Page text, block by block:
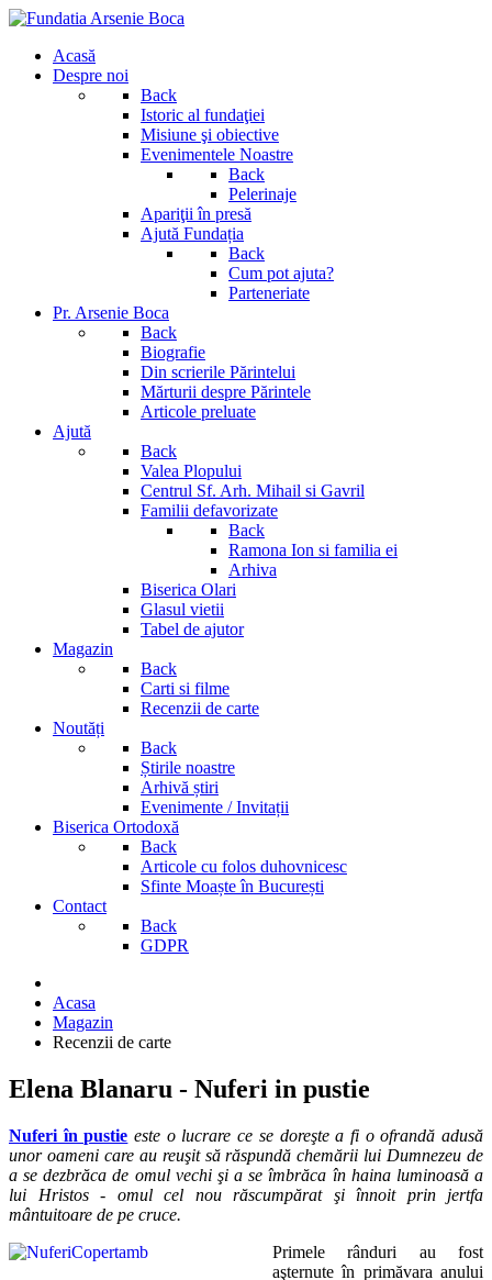
Acasă
Despre noi
Back
Istoric al fundaţiei
Misiune şi obiective
Evenimentele Noastre
Back
Pelerinaje
Apariţii în presă
Ajută Fundația
Back
Cum pot ajuta?
Parteneriate
Pr. Arsenie Boca
Back
Biografie
Din scrierile Părintelui
Mărturii despre Părintele
Articole preluate
Ajută
Back
Valea Plopului
Centrul Sf. Arh. Mihail si Gavril
Familii defavorizate
Back
Ramona Ion si familia ei
Arhiva
Biserica Olari
Glasul vietii
Tabel de ajutor
Magazin
Back
Carti si filme
Recenzii de carte
Noutăți
Back
Știrile noastre
Arhivă știri
Evenimente / Invitații
Biserica Ortodoxă
Back
Articole cu folos duhovnicesc
Sfinte Moaște în București
Contact
Back
GDPR
Acasa
Magazin
Recenzii de carte
Elena Blanaru - Nuferi in pustie
Nuferi în pustie este o lucrare ce se doreşte a fi o ofrandă adusă
unor oameni care au reuşit să răspundă chemării lui Dumnezeu de
a se dezbrăca de omul vechi şi a se îmbrăca în haina luminoasă a
lui Hristos - omul cel nou răscumpărat şi înnoit prin jertfa
mântuitoare de pe cruce.
Primele rânduri au fost
aşternute în primăvara anului